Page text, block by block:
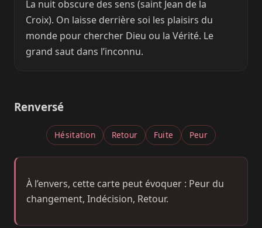
La nuit obscure des sens (saint Jean de la
Croix). On laisse derrière soi les plaisirs du
monde pour chercher Dieu ou la Vérité. Le
grand saut dans l’inconnu.
Renversé
Hésitation Retour Fuite Peur
À l’envers, cette carte peut évoquer : Peur du
changement, Indécision, Retour.